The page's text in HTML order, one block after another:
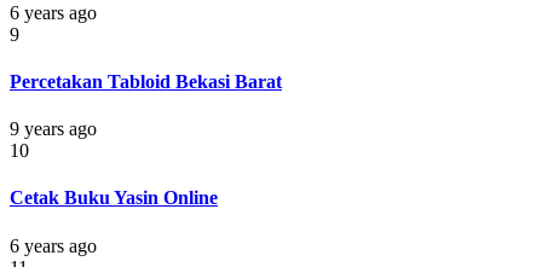
6 years ago
9
Percetakan Tabloid Bekasi Barat
9 years ago
10
Cetak Buku Yasin Online
6 years ago